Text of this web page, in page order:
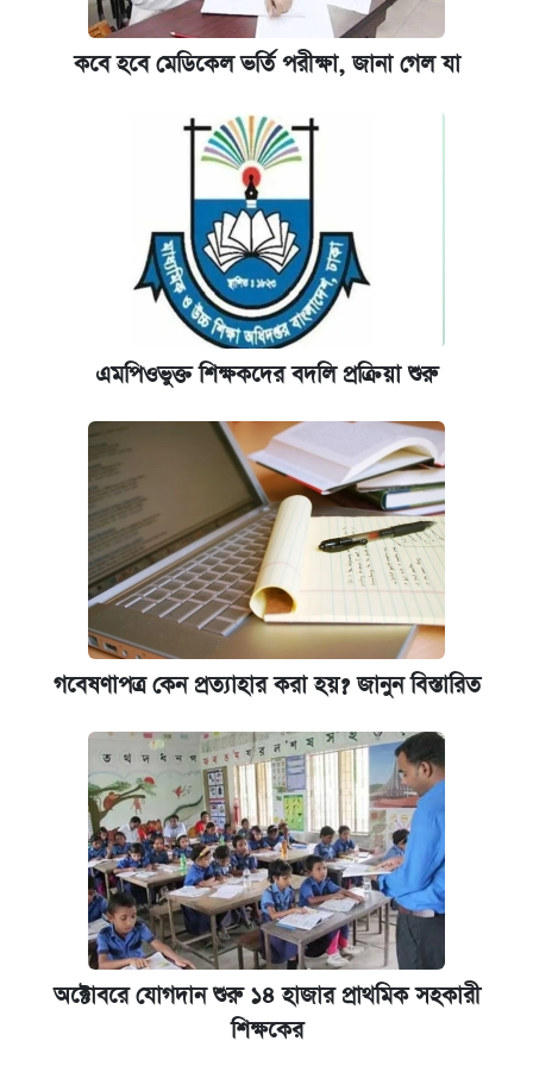
কবে হবে মেডিকেল ভর্তি পরীক্ষা, জানা গেল যা
এমপিওভুক্ত শিক্ষকদের বদলি প্রক্রিয়া শুরু
গবেষণাপত্র কেন প্রত্যাহার করা হয়? জানুন বিস্তারিত
অক্টোবরে যোগদান শুরু ১৪ হাজার প্রাথমিক সহকারী
শিক্ষকের